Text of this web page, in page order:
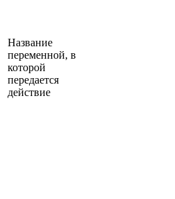
Название
переменной, в
которой
передается
действие